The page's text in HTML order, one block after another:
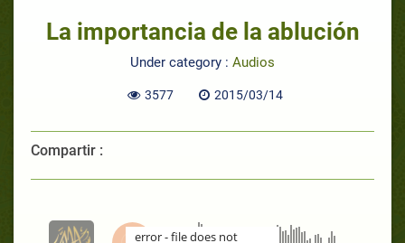
La importancia de la ablución
Under category : Audios
3577 2015/03/14
Compartir :
error - file does not